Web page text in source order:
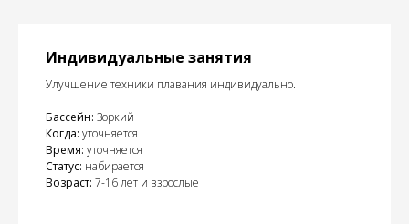
Индивидуальные занятия
Улучшение техники плавания индивидуально.
Бассейн: Зоркий
Когда: уточняется
Время: уточняется
Статус: набирается
Возраст: 7-16 лет и взрослые